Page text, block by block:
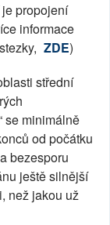
propojení
informace
ZDE)
střední
se minimálně
od počátku
bezesporu
ještě silnější
než jakou už